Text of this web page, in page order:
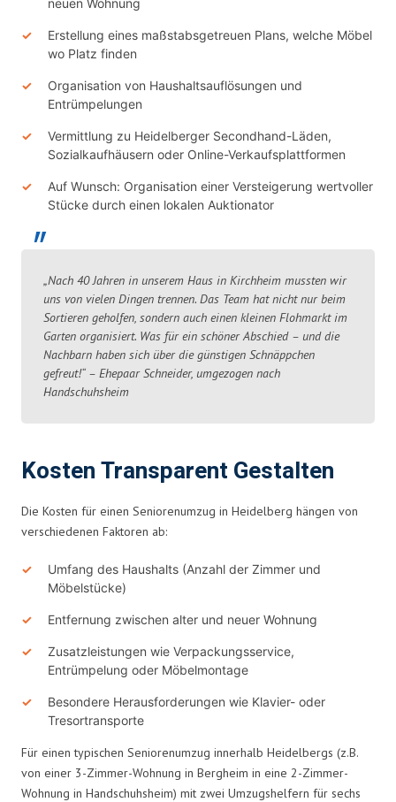
neuen Wohnung
Erstellung eines maßstabsgetreuen Plans, welche Möbel
wo Platz finden
Organisation von Haushaltsauflösungen und
Entrümpelungen
Vermittlung zu Heidelberger Secondhand-Läden,
Sozialkaufhäusern oder Online-Verkaufsplattformen
Auf Wunsch: Organisation einer Versteigerung wertvoller
Stücke durch einen lokalen Auktionator
„Nach 40 Jahren in unserem Haus in Kirchheim mussten wir
uns von vielen Dingen trennen. Das Team hat nicht nur beim
Sortieren geholfen, sondern auch einen kleinen Flohmarkt im
Garten organisiert. Was für ein schöner Abschied – und die
Nachbarn haben sich über die günstigen Schnäppchen
gefreut!“ – Ehepaar Schneider, umgezogen nach
Handschuhsheim
Kosten Transparent Gestalten
Die Kosten für einen Seniorenumzug in Heidelberg hängen von
verschiedenen Faktoren ab:
Umfang des Haushalts (Anzahl der Zimmer und
Möbelstücke)
Entfernung zwischen alter und neuer Wohnung
Zusatzleistungen wie Verpackungsservice,
Entrümpelung oder Möbelmontage
Besondere Herausforderungen wie Klavier- oder
Tresortransporte
Für einen typischen Seniorenumzug innerhalb Heidelbergs (z.B.
von einer 3-Zimmer-Wohnung in Bergheim in eine 2-Zimmer-
Wohnung in Handschuhsheim) mit zwei Umzugshelfern für sechs